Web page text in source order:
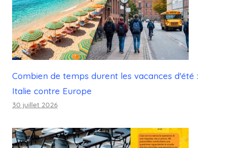
Combien de temps durent les vacances d'été :
Italie contre Europe
30 juillet 2026